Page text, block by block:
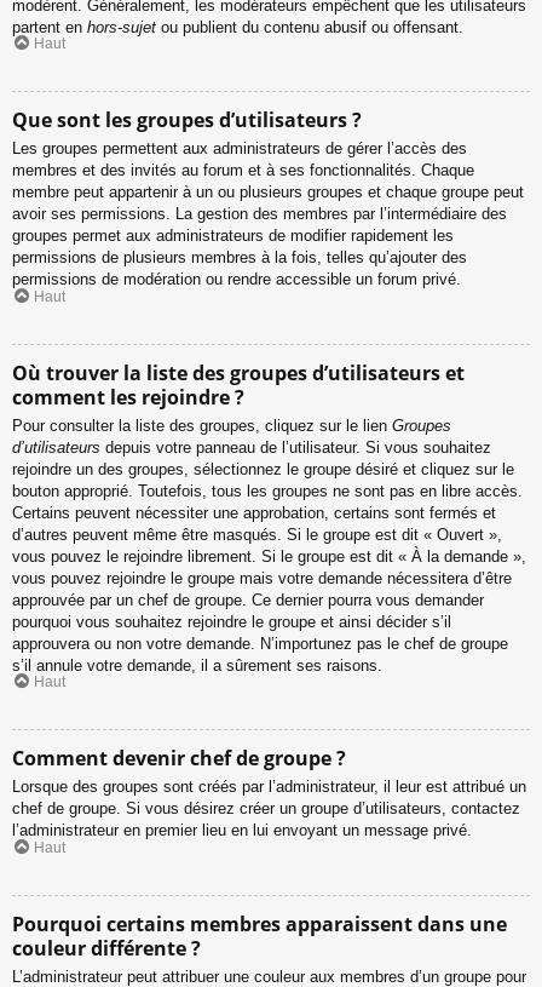
modèrent. Généralement, les modérateurs empêchent que les utilisateurs
partent en hors-sujet ou publient du contenu abusif ou offensant.
Haut
Que sont les groupes d’utilisateurs ?
Les groupes permettent aux administrateurs de gérer l’accès des
membres et des invités au forum et à ses fonctionnalités. Chaque
membre peut appartenir à un ou plusieurs groupes et chaque groupe peut
avoir ses permissions. La gestion des membres par l’intermédiaire des
groupes permet aux administrateurs de modifier rapidement les
permissions de plusieurs membres à la fois, telles qu’ajouter des
permissions de modération ou rendre accessible un forum privé.
Haut
Où trouver la liste des groupes d’utilisateurs et
comment les rejoindre ?
Pour consulter la liste des groupes, cliquez sur le lien Groupes
d’utilisateurs depuis votre panneau de l’utilisateur. Si vous souhaitez
rejoindre un des groupes, sélectionnez le groupe désiré et cliquez sur le
bouton approprié. Toutefois, tous les groupes ne sont pas en libre accès.
Certains peuvent nécessiter une approbation, certains sont fermés et
d’autres peuvent même être masqués. Si le groupe est dit « Ouvert »,
vous pouvez le rejoindre librement. Si le groupe est dit « À la demande »,
vous pouvez rejoindre le groupe mais votre demande nécessitera d’être
approuvée par un chef de groupe. Ce dernier pourra vous demander
pourquoi vous souhaitez rejoindre le groupe et ainsi décider s’il
approuvera ou non votre demande. N’importunez pas le chef de groupe
s’il annule votre demande, il a sûrement ses raisons.
Haut
Comment devenir chef de groupe ?
Lorsque des groupes sont créés par l’administrateur, il leur est attribué un
chef de groupe. Si vous désirez créer un groupe d’utilisateurs, contactez
l’administrateur en premier lieu en lui envoyant un message privé.
Haut
Pourquoi certains membres apparaissent dans une
couleur différente ?
L’administrateur peut attribuer une couleur aux membres d’un groupe pour